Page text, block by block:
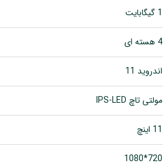
1 گیگابایت
4 هسته ای
اندروید 11
مولتی تاچ IPS-LED
11 اینچ
720*1080